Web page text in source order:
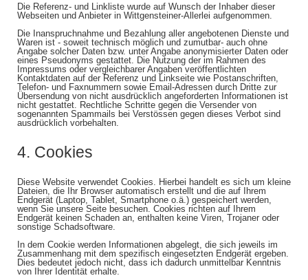
Die Referenz- und Linkliste wurde auf Wunsch der Inhaber dieser
Webseiten und Anbieter in Wittgensteiner-Allerlei aufgenommen.
Die Inanspruchnahme und Bezahlung aller angebotenen Dienste und
Waren ist - soweit technisch möglich und zumutbar- auch ohne
Angabe solcher Daten bzw. unter Angabe anonymisierter Daten oder
eines Pseudonyms gestattet. Die Nutzung der im Rahmen des
Impressums oder vergleichbarer Angaben veröffentlichten
Kontaktdaten auf der Referenz und Linkseite wie Postanschriften,
Telefon- und Faxnummern sowie Email-Adressen durch Dritte zur
Übersendung von nicht ausdrücklich angeforderten Informationen ist
nicht gestattet. Rechtliche Schritte gegen die Versender von
sogenannten Spammails bei Verstössen gegen dieses Verbot sind
ausdrücklich vorbehalten.
4. Cookies
Diese Website verwendet Cookies. Hierbei handelt es sich um kleine
Dateien, die Ihr Browser automatisch erstellt und die auf Ihrem
Endgerät (Laptop, Tablet, Smartphone o.ä.) gespeichert werden,
wenn Sie unsere Seite besuchen. Cookies richten auf Ihrem
Endgerät keinen Schaden an, enthalten keine Viren, Trojaner oder
sonstige Schadsoftware.
In dem Cookie werden Informationen abgelegt, die sich jeweils im
Zusammenhang mit dem spezifisch eingesetzten Endgerät ergeben.
Dies bedeutet jedoch nicht, dass ich dadurch unmittelbar Kenntnis
von Ihrer Identität erhalte.